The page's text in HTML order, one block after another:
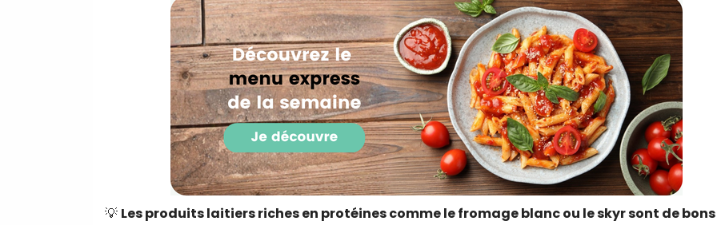
💡 Les produits laitiers riches en protéines comme le fromage blanc ou le skyr sont de bons